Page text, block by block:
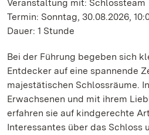
Veranstaltung mit: Schlossteam
Termin: Sonntag, 30.08.2026,
Dauer: 1 Stunde
Bei der Führung begeben sich
Entdecker auf eine spannende
majestätischen Schlossräume.
Erwachsenen und mit ihrem
erfahren sie auf kindgerechte
Interessantes über das Schloss